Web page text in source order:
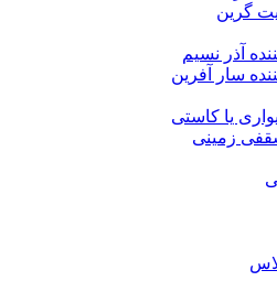
گرین
آذر نسیم
سار آفرین
یا کاستی
زمینی